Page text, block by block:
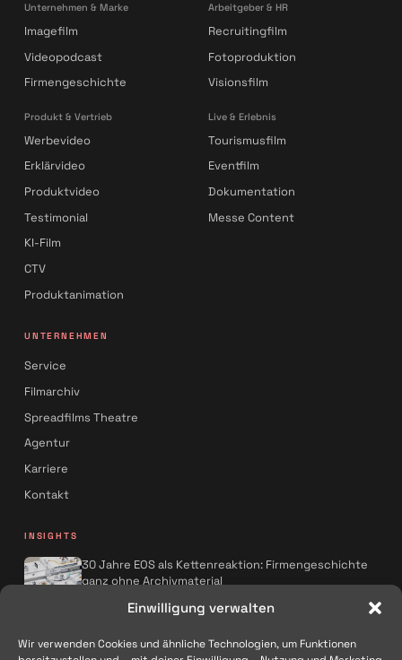
Einwilligung verwalten
Wir verwenden Cookies und ähnliche Technologien, um Funktionen
Unternehmen & Marke
Imagefilm
Videopodcast
Firmengeschichte
Produkt & Vertrieb
Werbevideo
Erklärvideo
Produktvideo
Testimonial
KI-Film
CTV
Produktanimation
Arbeitgeber & HR
Recruitingfilm
Fotoproduktion
Visionsfilm
Live & Erlebnis
Tourismusfilm
Eventfilm
Dokumentation
Messe Content
UNTERNEHMEN
Service
Filmarchiv
Spreadfilms Theatre
Agentur
Karriere
Kontakt
INSIGHTS
30 Jahre EOS als Kettenreaktion: Firmengeschichte
ganz ohne Archivmaterial
Spreadfilms x AQMOS: Wie KI die
Alle Artikel→